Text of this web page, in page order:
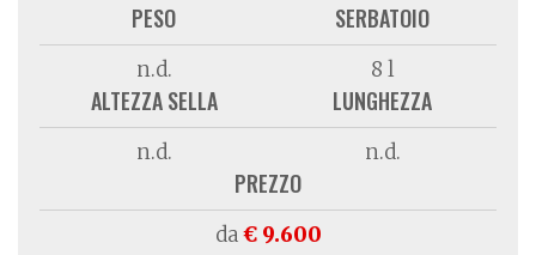
PESO
n.d.
SERBATOIO
8 l
ALTEZZA SELLA
n.d.
LUNGHEZZA
n.d.
PREZZO
da€ 9.600